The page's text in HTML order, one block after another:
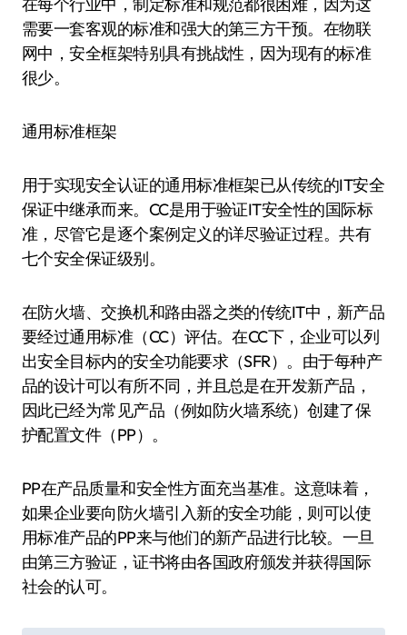
需要一套客观的标准和强大的第三方干预。在物联
网中，安全框架特别具有挑战性，因为现有的标准
很少。
通用标准框架
用于实现安全认证的通用标准框架已从传统的IT安全
保证中继承而来。CC是用于验证IT安全性的国际标
准，尽管它是逐个案例定义的详尽验证过程。共有
七个安全保证级别。
在防火墙、交换机和路由器之类的传统IT中，新产品
要经过通用标准（CC）评估。在CC下，企业可以列
出安全目标内的安全功能要求（SFR）。由于每种产
品的设计可以有所不同，并且总是在开发新产品，
因此已经为常见产品（例如防火墙系统）创建了保
护配置文件（PP）。
PP在产品质量和安全性方面充当基准。这意味着，
如果企业要向防火墙引入新的安全功能，则可以使
用标准产品的PP来与他们的新产品进行比较。一旦
由第三方验证，证书将由各国政府颁发并获得国际
社会的认可。